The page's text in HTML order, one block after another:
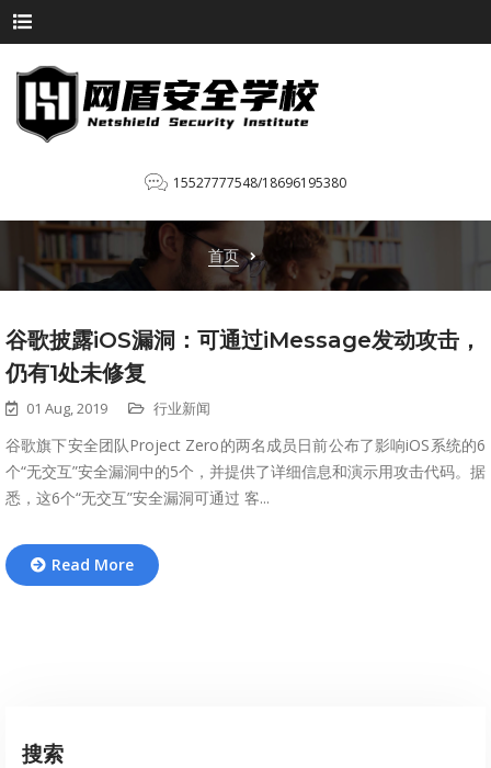
15527777548/18696195380
首页
谷歌披露iOS漏洞：可通过iMessage发动攻击，
仍有1处未修复
01 Aug, 2019 行业新闻
谷歌旗下安全团队Project Zero的两名成员日前公布了影响iOS系统的6
个“无交互”安全漏洞中的5个，并提供了详细信息和演示用攻击代码。据
悉，这6个“无交互”安全漏洞可通过 客...
Read More
搜索